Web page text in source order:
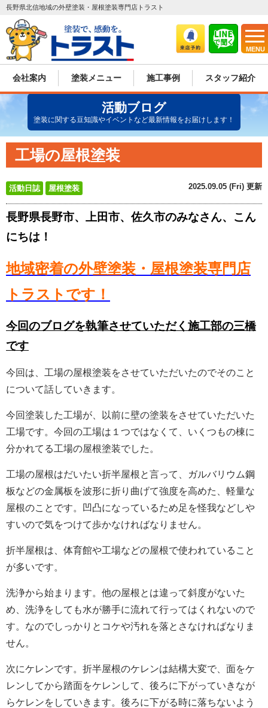
MENU
長野県北信地域の外壁塗装・屋根塗装専門店トラスト
会社案内 塗装メニュー 施工事例 スタッフ紹介
活動ブログ
塗装に関する豆知識やイベントなど最新情報をお届けします！
工場の屋根塗装
活動日誌 屋根塗装 2025.09.05 (Fri) 更新
長野県長野市、上田市、佐久市のみなさん、こん
にちは！
地域密着の外壁塗装・屋根塗装専門店
トラストです！
今回のブログを執筆させていただく施工部の三橋
です
今回は、工場の屋根塗装をさせていただいたのでそのこと
について話していきます。
今回塗装した工場が、以前に壁の塗装をさせていただいた
工場です。今回の工場は１つではなくて、いくつもの棟に
分かれてる工場の屋根塗装でした。
工場の屋根はだいたい折半屋根と言って、
ガルバリウム鋼
板などの金属板を波形に折り曲げて強度を高めた、軽量な
屋根のことです。凹凸になっているため足を怪我などしや
すいので気をつけて歩かなければなりません。
折半屋根は、体育館や工場などの屋根で使われていること
が多いです。
洗浄から始まります。他の屋根とは違って斜度がないた
め、洗浄をしても水が勝手に流れて行ってはくれないので
す。なのでしっかりとコケや汚れを落とさなければなりま
せん。
次にケレンです。折半屋根のケレンは結構大変で、面をケ
レンしてから踏面をケレンして、後ろに下がっていきなが
らケレンをしていきます。後ろに下がる時に落ちないよう